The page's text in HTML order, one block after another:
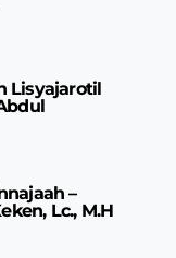
Lisyajarotil
–
Lc., M.H